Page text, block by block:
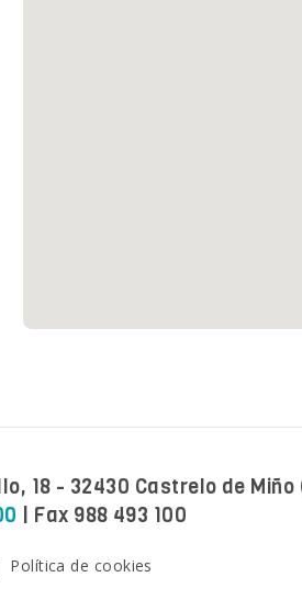
18 - 32430 Castrelo de Miño
| Fax 988 493 100
Política de cookies